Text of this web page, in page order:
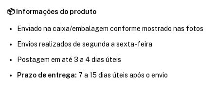
📦 Informações do produto
Enviado na caixa/embalagem conforme mostrado nas fotos
Envios realizados de segunda a sexta-feira
Postagem em até 3 a 4 dias úteis
Prazo de entrega: 7 a 15 dias úteis após o envio